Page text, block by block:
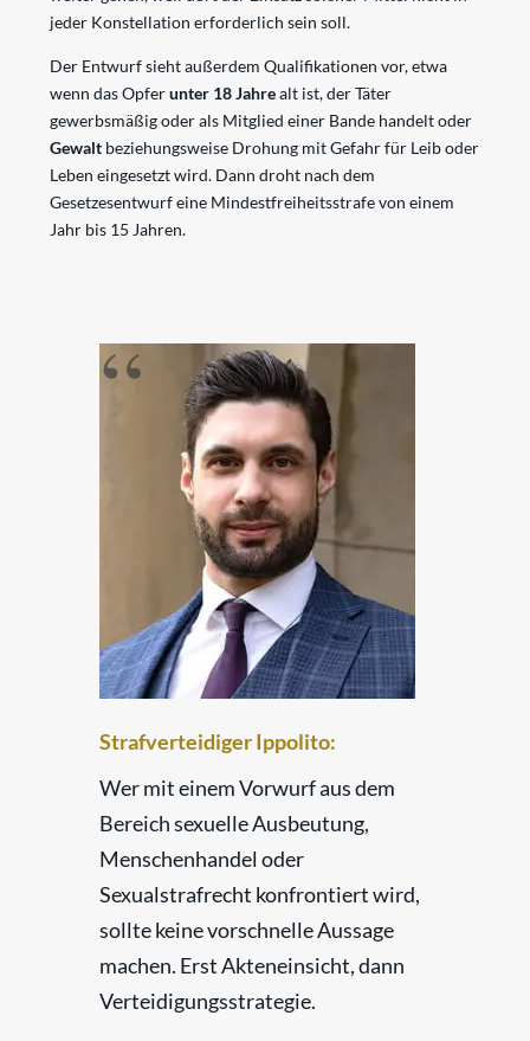
jeder Konstellation erforderlich sein soll.
Der Entwurf sieht außerdem Qualifikationen vor, etwa
wenn das Opferunter 18 Jahrealt ist, der Täter
gewerbsmäßig oder als Mitglied einer Bande handelt oder
Gewalt beziehungsweise Drohung mit Gefahr für Leib oder
Leben eingesetzt wird. Dann droht nach dem
Gesetzesentwurf eine Mindestfreiheitsstrafe von einem
Jahr bis 15 Jahren.
Strafverteidiger Ippolito:
Wer mit einem Vorwurf aus dem
Bereich sexuelle Ausbeutung,
Menschenhandel oder
Sexualstrafrecht konfrontiert wird,
sollte keine vorschnelle Aussage
machen. Erst Akteneinsicht, dann
Verteidigungsstrategie.